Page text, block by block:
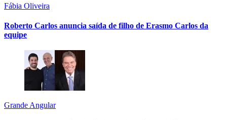
Fábia Oliveira
Roberto Carlos anuncia saída de filho de Erasmo Carlos da
equipe
Grande Angular